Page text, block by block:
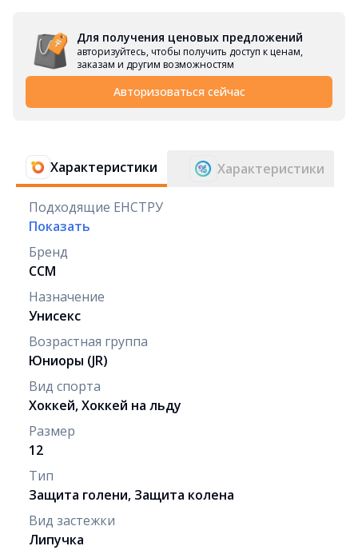
Для получения ценовых предложений
авторизуйтесь, чтобы получить доступ к ценам,
заказам и другим возможностям
Авторизоваться сейчас
Характеристики Характеристики
Подходящие ЕНСТРУ
Показать
Бренд
CCM
Назначение
Унисекс
Возрастная группа
Юниоры (JR)
Вид спорта
Хоккей, Хоккей на льду
Размер
12
Тип
Защита голени, Защита колена
Вид застежки
Липучка